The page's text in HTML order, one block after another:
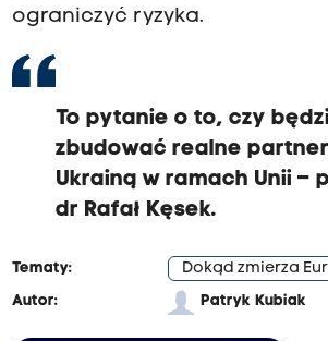
ograniczyć ryzyka.
To pytanie o to, czy
zbudować realne
Ukrainą w ramach Unii –
dr Rafał Kęsek.
Tematy:
Dokąd zmierza
Autor:
Patryk Kubiak